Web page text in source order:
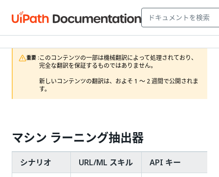
重要 :このコンテンツの一部は機械翻訳によって処理されており、
完全な翻訳を保証するものではありません。
新しいコンテンツの翻訳は、およそ 1 ～ 2 週間で公開されま
す。
マシン ラーニング抽出器
シナリオ URL/ML スキル
API キー